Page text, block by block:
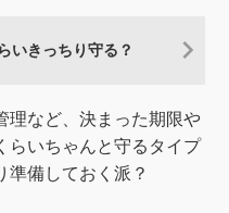
いきっちり守る？
理など、決まった期限や
らいちゃんと守るタイプ
準備しておく派？